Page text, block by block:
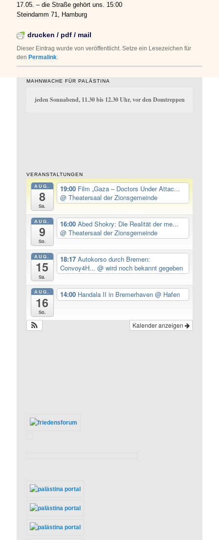
17.05. – die Straße gehört uns. 15:00
Steindamm 71, Hamburg
drucken / pdf / mail
Dieser Eintrag wurde vonveröffentlicht. Setze ein Lesezeichen für
den Permalink.
MAHNWACHE FÜR PALÄSTINA
jeden Sonnabend, 11.30 bis 12.30 Uhr, vor den Domtreppen
VERANSTALTUNGEN
AUG.
8
Sa.
19:00 Film „Gaza – Doctors Under Attac...
@ Theatersaal der Zionsgemeinde
AUG.
9
So.
16:00 Abed Shokry: Die Realität der me...
@ Theatersaal der Zionsgemeinde
AUG.
15
Sa.
18:17 Autokorso durch Bremen:
Convoy4H... @ wird noch bekannt gegeben
AUG.
16
So.
14:00 Handala II in Bremerhaven @ Hafen
Kalender anzeigen